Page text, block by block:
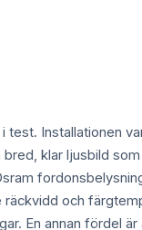
Installationen
klar ljusbild
och
En annan fördel är